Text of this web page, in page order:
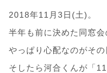
2018年11月3日(土)。
半年も前に決めた同窓会
やっぱり心配なのがその
そしたら河合くんが「